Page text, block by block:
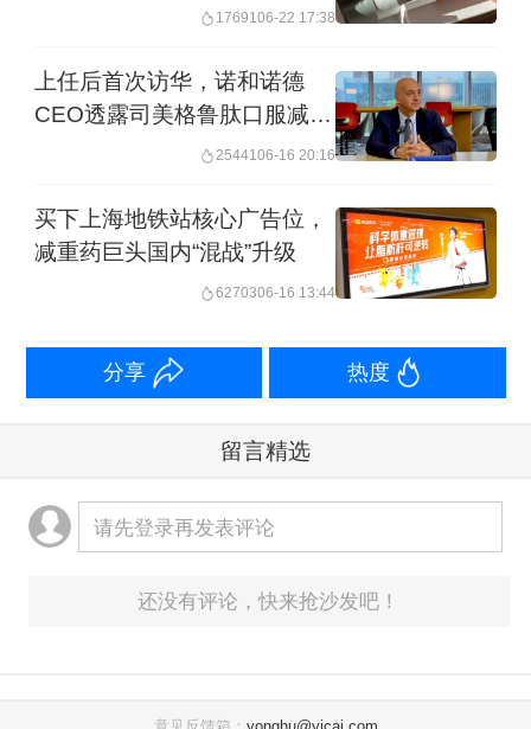
1769106-22 17:38
上任后首次访华，诺和诺德
CEO透露司美格鲁肽口服减重
药即将在华递交上市申请
2544106-16 20:16
买下上海地铁站核心广告位，
减重药巨头国内“混战”升级
6270306-16 13:44
分享 热度
留言精选
请先登录再发表评论
还没有评论，快来抢沙发吧！